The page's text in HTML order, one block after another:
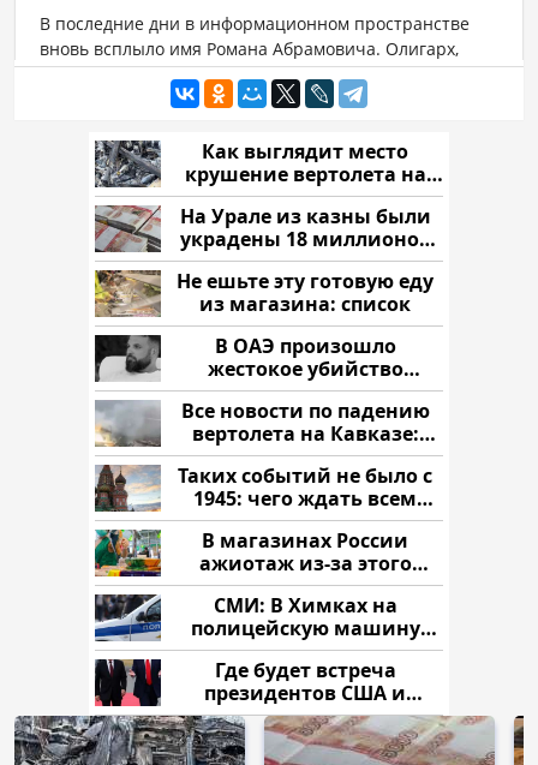
Как выглядит место
крушение вертолета на
Кавказе: смотреть
На Урале из казны были
украдены 18 миллионов
рублей
Не ешьте эту готовую еду
из магазина: список
В ОАЭ произошло
жестокое убийство
криптомиллионера
Все новости по падению
вертолета на Кавказе:
читать здесь
Таких событий не было с
1945: чего ждать всем
нам?
В магазинах России
ажиотаж из-за этого
продукта: что купить?
СМИ: В Химках на
полицейскую машину
напали и подожгли.
Где будет встреча
президентов США и
России: Европа?